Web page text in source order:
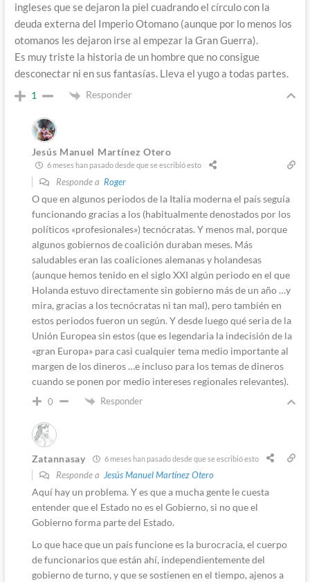
ingleses que se dejaron la piel cuadrando el círculo con la
deuda externa del Imperio Otomano (aunque por lo menos los
otomanos les dejaron irse al empezar la Gran Guerra).
Es muy triste la historia de un hombre que no consigue
desconectar ni en sus fantasías. Lleva el yugo a todas partes.
1 Responder
Jesús Manuel Martínez Otero
6 meses han pasado desde que se escribió esto
Responde a Roger
O que en algunos periodos de la Italia moderna el país seguía
funcionando gracias a los (habitualmente denostados por los
políticos «profesionales») tecnócratas. Y menos mal, porque
algunos gobiernos de coalición duraban meses. Más
saludables eran las coaliciones alemanas y holandesas
(aunque hemos tenido en el siglo XXI algún periodo en el que
Holanda estuvo directamente sin gobierno más de un año …y
mira, gracias a los tecnócratas ni tan mal), pero también en
estos periodos fueron un según. Y desde luego qué seria de la
Unión Europea sin estos (que es legendaria la indecisión de la
«gran Europa» para casi cualquier tema medio importante al
margen de los dineros …e incluso para los temas de dineros
cuando se ponen por medio intereses regionales relevantes).
0 Responder
Zatannasay 6 meses han pasado desde que se escribió esto
Responde a Jesús Manuel Martínez Otero
Aquí hay un problema. Y es que a mucha gente le cuesta
entender que el Estado no es el Gobierno, si no que el
Gobierno forma parte del Estado.
Lo que hace que un país funcione es la burocracia, el cuerpo
de funcionarios que están ahí, independientemente del
gobierno de turno, y que se sostienen en el tiempo, ajenos a